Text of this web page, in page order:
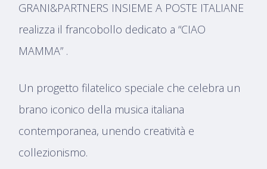
GRANI&PARTNERS INSIEME A POSTE ITALIANE
realizza il francobollo dedicato a “CIAO
MAMMA” .
Un progetto filatelico speciale che celebra un
brano iconico della musica italiana
contemporanea, unendo creatività e
collezionismo.